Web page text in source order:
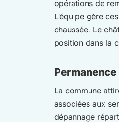
opérations de
L’équipe gère
chaussée. Le
position dans la
La commune
associées aux
dépannage